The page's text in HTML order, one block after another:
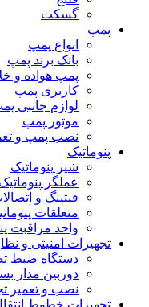
گسکت
پمپ
انواع پمپ
بانک برند پمپ
پمپ هواده و
کاربری پمپ
لوازم جانبی
موتور پمپ
نصب پمپ و
پنوماتیک
شیر پنوماتیک
عملگر پنوماتیک
فیتینگ و
متعلقات
واحد مراقبت
تجهیزات امنیتی و
دستگاه ضبط
دوربین مدار
نصب و تعمیر